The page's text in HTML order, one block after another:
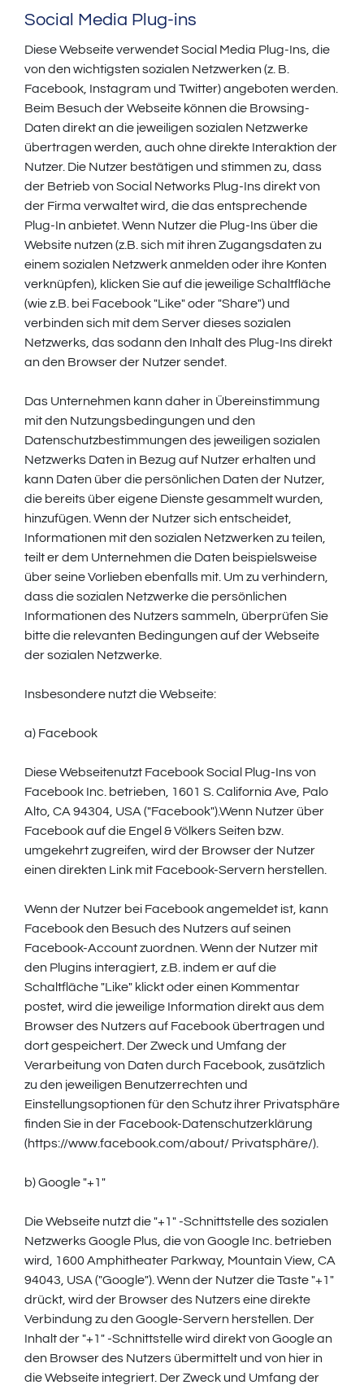
Social Media Plug-ins
Diese Webseite verwendet Social Media Plug-Ins, die
von den wichtigsten sozialen Netzwerken (z. B.
Facebook, Instagram und Twitter) angeboten werden.
Beim Besuch der Webseite können die Browsing-
Daten direkt an die jeweiligen sozialen Netzwerke
übertragen werden, auch ohne direkte Interaktion der
Nutzer. Die Nutzer bestätigen und stimmen zu, dass
der Betrieb von Social Networks Plug-Ins direkt von
der Firma verwaltet wird, die das entsprechende
Plug-In anbietet. Wenn Nutzer die Plug-Ins über die
Website nutzen (z.B. sich mit ihren Zugangsdaten zu
einem sozialen Netzwerk anmelden oder ihre Konten
verknüpfen), klicken Sie auf die jeweilige Schaltfläche
(wie z.B. bei Facebook "Like" oder "Share") und
verbinden sich mit dem Server dieses sozialen
Netzwerks, das sodann den Inhalt des Plug-Ins direkt
an den Browser der Nutzer sendet.
Das Unternehmen kann daher in Übereinstimmung
mit den Nutzungsbedingungen und den
Datenschutzbestimmungen des jeweiligen sozialen
Netzwerks Daten in Bezug auf Nutzer erhalten und
kann Daten über die persönlichen Daten der Nutzer,
die bereits über eigene Dienste gesammelt wurden,
hinzufügen. Wenn der Nutzer sich entscheidet,
Informationen mit den sozialen Netzwerken zu teilen,
teilt er dem Unternehmen die Daten beispielsweise
über seine Vorlieben ebenfalls mit. Um zu verhindern,
dass die sozialen Netzwerke die persönlichen
Informationen des Nutzers sammeln, überprüfen Sie
bitte die relevanten Bedingungen auf der Webseite
der sozialen Netzwerke.
Insbesondere nutzt die Webseite:
a) Facebook
Diese Webseitenutzt Facebook Social Plug-Ins von
Facebook Inc. betrieben, 1601 S. California Ave, Palo
Alto, CA 94304, USA ("Facebook").Wenn Nutzer über
Facebook auf die Engel & Völkers Seiten bzw.
umgekehrt zugreifen, wird der Browser der Nutzer
einen direkten Link mit Facebook-Servern herstellen.
Wenn der Nutzer bei Facebook angemeldet ist, kann
Facebook den Besuch des Nutzers auf seinen
Facebook-Account zuordnen. Wenn der Nutzer mit
den Plugins interagiert, z.B. indem er auf die
Schaltfläche "Like" klickt oder einen Kommentar
postet, wird die jeweilige Information direkt aus dem
Browser des Nutzers auf Facebook übertragen und
dort gespeichert. Der Zweck und Umfang der
Verarbeitung von Daten durch Facebook, zusätzlich
zu den jeweiligen Benutzerrechten und
Einstellungsoptionen für den Schutz ihrer Privatsphäre
finden Sie in der Facebook-Datenschutzerklärung
(https://www.facebook.com/about/ Privatsphäre/).
b) Google "+1"
Die Webseite nutzt die "+1" -Schnittstelle des sozialen
Netzwerks Google Plus, die von Google Inc. betrieben
wird, 1600 Amphitheater Parkway, Mountain View, CA
94043, USA ("Google"). Wenn der Nutzer die Taste "+1"
drückt, wird der Browser des Nutzers eine direkte
Verbindung zu den Google-Servern herstellen. Der
Inhalt der "+1" -Schnittstelle wird direkt von Google an
den Browser des Nutzers übermittelt und von hier in
die Webseite integriert. Der Zweck und Umfang der